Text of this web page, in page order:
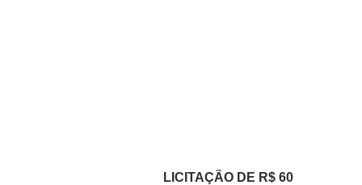
LICITAÇÃO DE R$ 60